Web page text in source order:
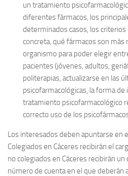
un tratamiento
diferentes fármacos, los
determinados casos, los
concreta, qué fármacos son más
organismo para poder elegir
pacientes (jóvenes, adultos,
politerapias, actualizarse en las
psicofarmacológicas, la forma
tratamiento psicofarmacológico
correcto uso de los
Los interesados deben apuntarse en
Colegiados en Cáceres recibirán el
no colegiados en Cáceres recibirán
número de cuenta en el que deberán